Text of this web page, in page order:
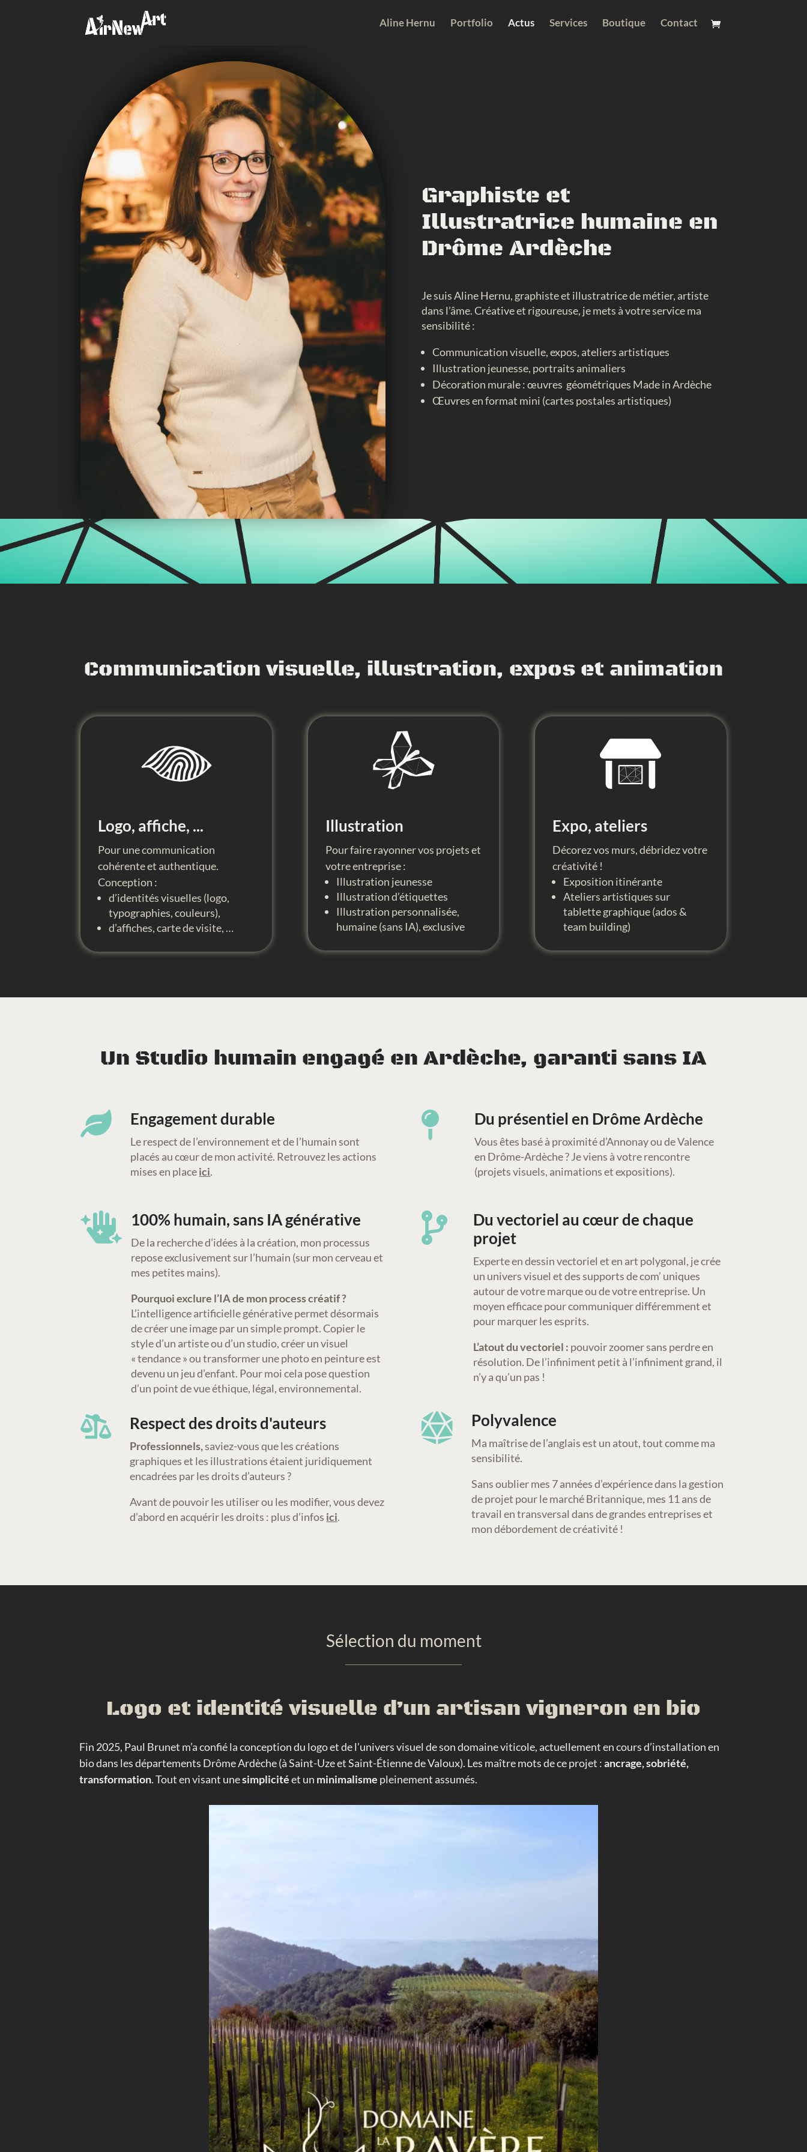
Aline Hernu Portfolio Actus Services Boutique Contact
Graphiste et
Illustratrice humaine en
Drôme Ardèche
Je suis Aline Hernu, graphiste et illustratrice de métier, artiste
dans l’âme. Créative et rigoureuse, je mets à votre service ma
sensibilité :
Communication visuelle, expos, ateliers artistiques
Illustration jeunesse, portraits animaliers
Décoration murale : œuvres géométriques Made in Ardèche
Œuvres en format mini (cartes postales artistiques)
Communication visuelle, illustration, expos et animation
Logo, affiche, ...
Pour une communication
cohérente et authentique.
Conception :
d’identitésvisuelles (logo,
typographies, couleurs),
d’affiches,carte de visite, …
Illustration
Pour faire rayonner vos projets et
votre entreprise :
Illustration jeunesse
Illustration d’étiquettes
Illustration personnalisée,
humaine (sans IA), exclusive
Expo, ateliers
Décorez vos murs, débridez votre
créativité !
Exposition itinérante
Ateliers artistiques sur
tablette graphique (ados &
team building)
Un Studio humain engagé en Ardèche, garanti sans IA
 Engagement durable
Le respect de l’environnement et de l’humain sont
placés au cœur de mon activité. Retrouvez les actions
mises en placeici.
 100% humain, sans IA générative
De la recherche d’idées à la création, mon processus
repose exclusivement sur l’humain (sur mon cerveau et
mes petites mains).
Pourquoi exclure l’IA de mon process créatif ?
L’intelligence artificielle générative permet désormais
de créer une image par un simple prompt. Copier le
style d’un artiste ou d’un studio, créer un visuel
« tendance » ou transformer une photo en peinture est
devenu un jeu d’enfant. Pour moi cela pose question
d’un point de vue éthique, légal, environnemental.
 Respect des droits d'auteurs
Professionnels,saviez-vous que les créations
graphiques et les illustrations étaient juridiquement
encadrées par les droits d’auteurs ?
Avant de pouvoir les utiliser ou les modifier, vous devez
d’abord en acquérir les droits : plus d’infos ici.
 Du présentiel en Drôme Ardèche
Vous êtes basé à proximité d’Annonay ou de Valence
en Drôme-Ardèche ? Je viens à votre rencontre
(projets visuels, animations et expositions).

Du vectoriel au cœur de chaque
projet
Experte en dessin vectoriel et en art polygonal, je crée
un univers visuel et des supports de com’ uniques
autour de votre marque ou de votre entreprise. Un
moyen efficace pour communiquer différemment et
pour marquer les esprits.
L’atout du vectoriel : pouvoir zoomer sans perdre en
résolution. De l’infiniment petit à l’infiniment grand, il
n’y a qu’un pas !
 Polyvalence
Ma maîtrise de l’anglais est un atout, tout comme ma
sensibilité.
Sans oublier mes 7 années d’expérience dans la gestion
de projet pour le marché Britannique, mes 11 ans de
travail en transversal dans de grandes entreprises et
mon débordement de créativité !
Sélection du moment
Logo et identité visuelle d’un artisan vigneron en bio
Fin 2025, Paul Brunet m’a confié la conception du logo et de l’univers visuel de son domaine viticole, actuellement en cours d’installation en
bio dans les départements Drôme Ardèche (à Saint-Uze et Saint-Étienne de Valoux). Les maître mots de ce projet :ancrage, sobriété,
transformation. Tout en visant unesimplicitéet un minimalisme pleinement assumés.